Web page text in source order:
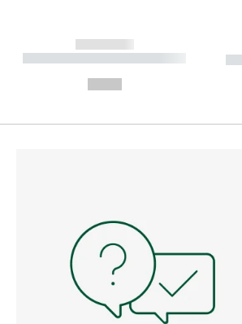
------------
----------- ----------- ----------